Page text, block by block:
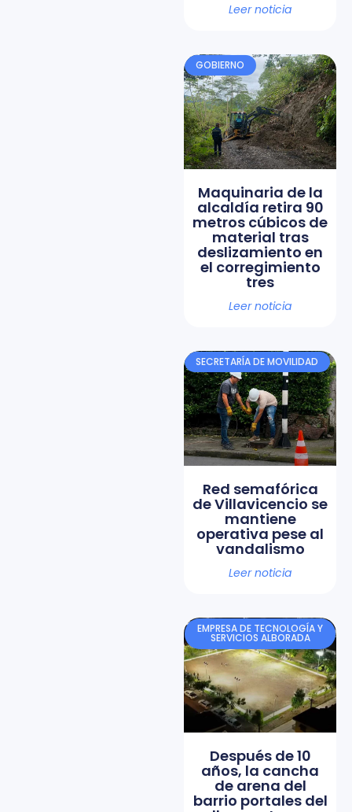
Leer noticia
GOBIERNO
Maquinaria de la
alcaldía retira 90
metros cúbicos de
material tras
deslizamiento en
el corregimiento
tres
Leer noticia
SECRETARÍA DE MOVILIDAD
Red semafórica
de Villavicencio se
mantiene
operativa pese al
vandalismo
Leer noticia
EMPRESA DE TECNOLOGÍA Y
SERVICIOS ALBORADA
Después de 10
años, la cancha
de arena del
barrio portales del